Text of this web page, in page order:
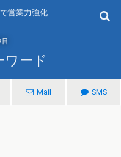
営業力強化
ワード
Mail SMS